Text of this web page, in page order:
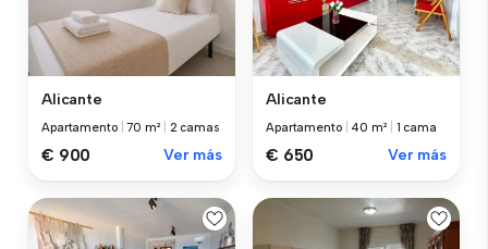
Alicante
Apartamento |70 m² 2 camas
€ 900 Ver más
Alicante
Apartamento 40 m² 1 cama
€ 650 Ver más